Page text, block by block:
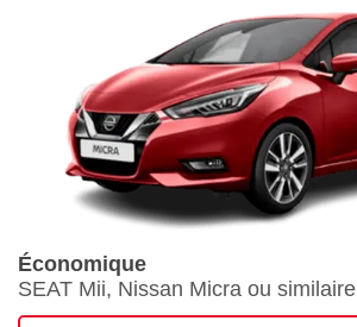
Économique
SEAT Mii, Nissan Micra ou similaire